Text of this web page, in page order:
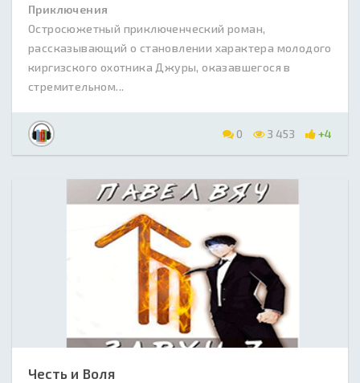
Приключения
Остросюжетный приключенческий роман,
рассказывающий о становлении характера молодого
киргизского охотника Джуры, оказавшегося в
стремительном...
0 3 453 +4
Честь и Воля